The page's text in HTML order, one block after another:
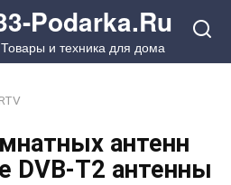
Podarka.Ru
Товары и техника для дома
антенн
DVB-T2 антенны